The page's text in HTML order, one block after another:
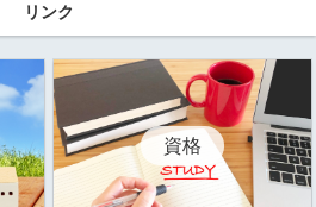
リンク
資格